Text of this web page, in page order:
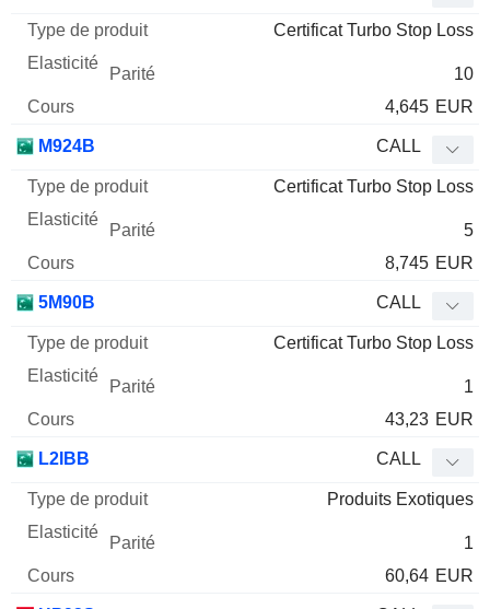
Mnemo Type produit
Parité Cours
Certificat Turbo Stop Loss
10
4,645 EUR
M924B CALL
Certificat Turbo Stop Loss
5
8,745 EUR
5M90B CALL
Certificat Turbo Stop Loss
1
43,23 EUR
L2IBB CALL
Produits Exotiques
1
60,64 EUR